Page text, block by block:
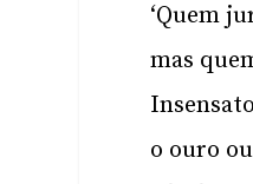
‘Quem
mas
o ouro